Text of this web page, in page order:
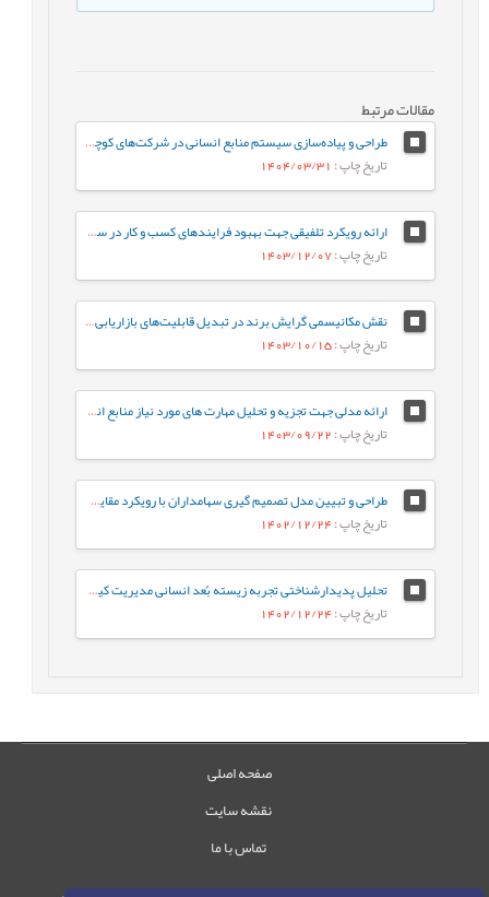
مقالات مرتبط
طراحی و پیاده‌سازی سیستم منابع انسانی در شرکت‌های کوچک و متوسط (SMEs) با رویکرد داده‌کاوی (مورد مطالعه: شرکت‌های کاشی و سرامیک استان یزد)
تاریخ چاپ: 1404/03/31
ارائه رویکرد تلفیقی جهت بهبود فرایندهای کسب و کار در سازمانهای خدماتی
تاریخ چاپ: 1403/12/07
نقش مکانیسمی گرایش برند در تبدیل قابلیت‌های بازاریابی و گرایش کارآفرینانه به ارزش برند: مطالعۀ موردی در صنعت کاشی و سرامیک
تاریخ چاپ: 1403/10/15
ارائه مدلی جهت تجزیه و تحلیل مهارت های مورد نیاز منابع انسانی نسل چهارم در محیط فازی
تاریخ چاپ: 1403/09/22
طراحی و تبیین مدل تصمیم گیری سهامداران با رویکرد مقایسه ای مالی کلاسیک و مالی رفتاری در بازار سرمایه
تاریخ چاپ: 1402/12/24
تحلیل پدیدارشناختی تجربه زیسته بُعد انسانی مدیریت کیفیت
تاریخ چاپ: 1402/12/24
صفحه اصلی
نقشه سایت
تماس با ما